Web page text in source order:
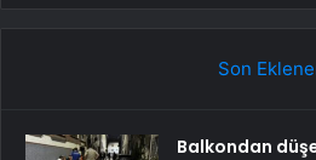
Son
Balkondan